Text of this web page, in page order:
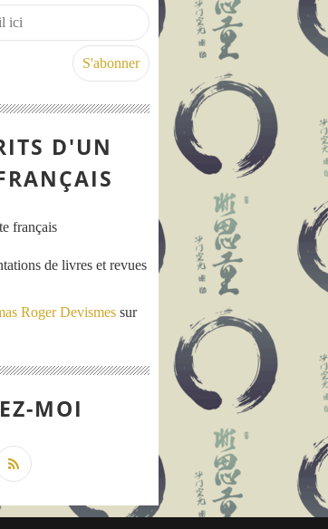
D'UN
de livres et revues
Roger Devismes sur
MOI